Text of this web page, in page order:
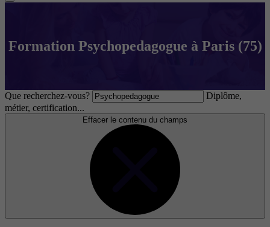
Formation Psychopedagogue à Paris (75)
Que recherchez-vous?
Diplôme,
métier, certification...
Effacer le contenu du champs